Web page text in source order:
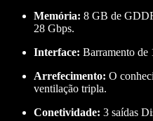
Memória: 8 GB de
28 Gbps.
Interface: Barramento de
Arrefecimento: O
ventilação tripla.
Conetividade: 3 saídas